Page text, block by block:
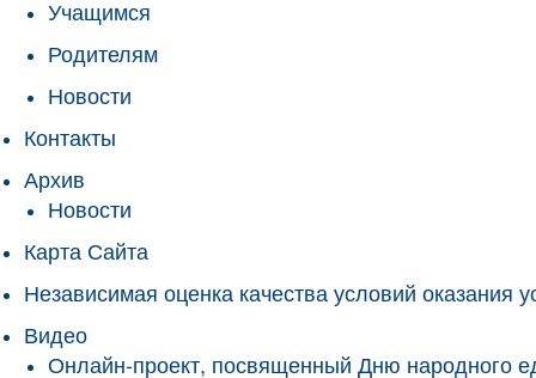
Учащимся
Родителям
Новости
Контакты
Архив
Новости
Карта Сайта
Независимая оценка качества условий оказания
Видео
Онлайн-проект, посвященный Дню народного